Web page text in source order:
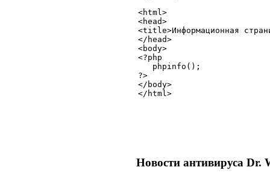
<html>
<head>
<title>Информационная
</head>
<body>
<?php
   phpinfo();
?>
</body>
Новости антивируса Dr.